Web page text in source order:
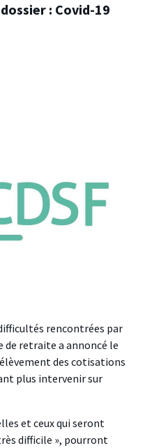
: Covid-19
rencontrées par
de retraite a annoncé le
des cotisations
plus intervenir sur
et ceux qui seront
difficile », pourront